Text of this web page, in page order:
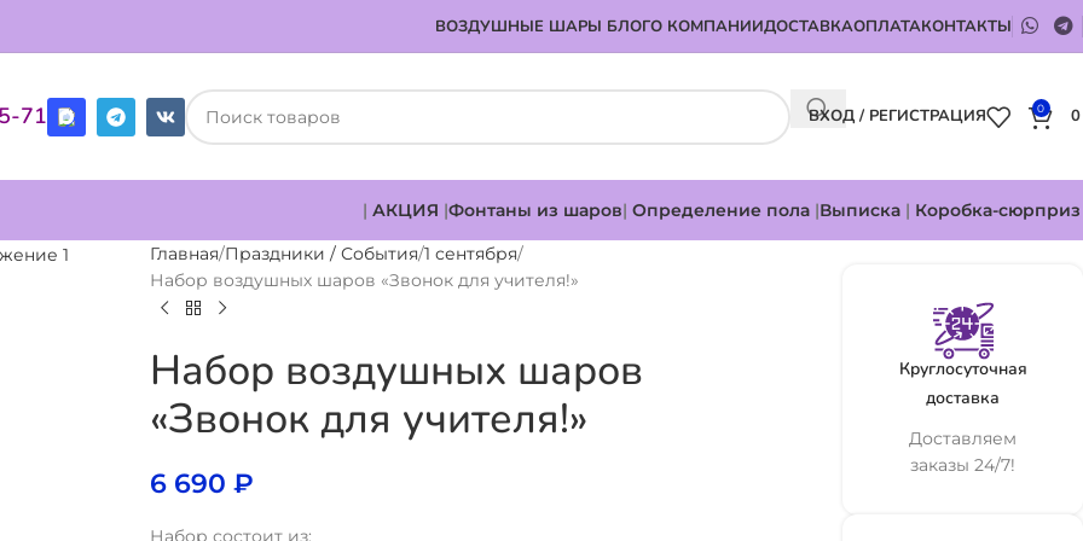
ВОЗДУШНЫЕ ШАРЫ БЛОГО КОМПАНИИДОСТАВКАОПЛАТАКОНТАКТЫ
71 ВХОД / РЕГИСТРАЦИЯ 0
| АКЦИЯ |Фонтаны из шаров| Определение пола |Выписка | Коробка-сюрприз
Главная Праздники / События 1 сентября
Набор воздушных шаров «Звонок для учителя!»
Набор воздушных шаров
«Звонок для учителя!»
6 690₽
Набор состоит из:
Круглосуточная
доставка
Доставляем
заказы 24/7!